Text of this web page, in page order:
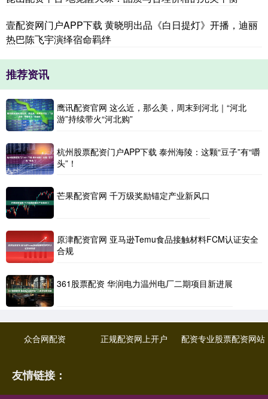
壹配资网门户APP下载 黄晓明出品《白日提灯》开播，迪丽
热巴陈飞宇演绎宿命羁绊
推荐资讯
鹰讯配资官网 这么近，那么美，周末到河北｜“河北
游”持续带火“河北购”
杭州股票配资门户APP下载 泰州海陵：这颗“豆子”有“嚼
头”！
芒果配资官网 千万级奖励锚定产业新风口
原津配资官网 亚马逊Temu食品接触材料FCM认证安全
合规
361股票配资 华润电力温州电厂二期项目新进展
众合网配资 正规配资网上开户 配资专业股票配资网站
友情链接：